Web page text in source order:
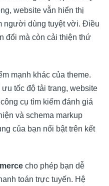
website vẫn hiển thị
người dùng tuyệt vời. Điều
đổi mà còn cải thiện thứ
mạnh khác của theme.
tốc độ tải trang, website
cụ tìm kiếm đánh giá
và schema markup
của bạn nổi bật trên kết
cho phép bạn dễ
toán trực tuyến. Hệ